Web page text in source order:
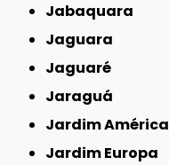
Jabaquara
Jaguara
Jaguaré
Jaraguá
Jardim América
Jardim Europa